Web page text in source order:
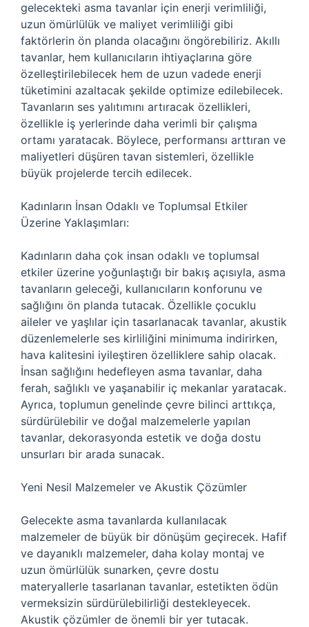
gelecekteki asma tavanlar için enerji verimliliği,
uzun ömürlülük ve maliyet verimliliği gibi
faktörlerin ön planda olacağını öngörebiliriz. Akıllı
tavanlar, hem kullanıcıların ihtiyaçlarına göre
özelleştirilebilecek hem de uzun vadede enerji
tüketimini azaltacak şekilde optimize edilebilecek.
Tavanların ses yalıtımını artıracak özellikleri,
özellikle iş yerlerinde daha verimli bir çalışma
ortamı yaratacak. Böylece, performansı arttıran ve
maliyetleri düşüren tavan sistemleri, özellikle
büyük projelerde tercih edilecek.
Kadınların İnsan Odaklı ve Toplumsal Etkiler
Üzerine Yaklaşımları:
Kadınların daha çok insan odaklı ve toplumsal
etkiler üzerine yoğunlaştığı bir bakış açısıyla, asma
tavanların geleceği, kullanıcıların konforunu ve
sağlığını ön planda tutacak. Özellikle çocuklu
aileler ve yaşlılar için tasarlanacak tavanlar, akustik
düzenlemelerle ses kirliliğini minimuma indirirken,
hava kalitesini iyileştiren özelliklere sahip olacak.
İnsan sağlığını hedefleyen asma tavanlar, daha
ferah, sağlıklı ve yaşanabilir iç mekanlar yaratacak.
Ayrıca, toplumun genelinde çevre bilinci arttıkça,
sürdürülebilir ve doğal malzemelerle yapılan
tavanlar, dekorasyonda estetik ve doğa dostu
unsurları bir arada sunacak.
Yeni Nesil Malzemeler ve Akustik Çözümler
Gelecekte asma tavanlarda kullanılacak
malzemeler de büyük bir dönüşüm geçirecek. Hafif
ve dayanıklı malzemeler, daha kolay montaj ve
uzun ömürlülük sunarken, çevre dostu
materyallerle tasarlanan tavanlar, estetikten ödün
vermeksizin sürdürülebilirliği destekleyecek.
Akustik çözümler de önemli bir yer tutacak.